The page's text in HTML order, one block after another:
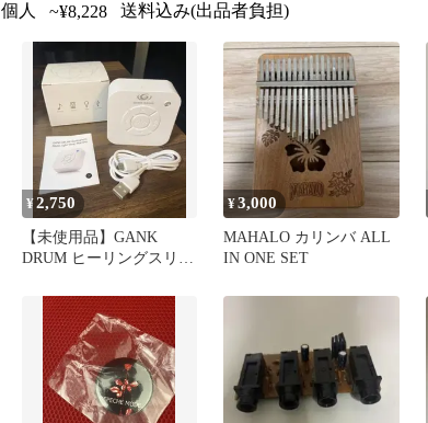
個人 ~¥8,228 送料込み(出品者負担)
¥2,750
【未使用品】GANK
DRUM ヒーリングスリー
¥3,000
MAHALO カリンバ ALL
IN ONE SET